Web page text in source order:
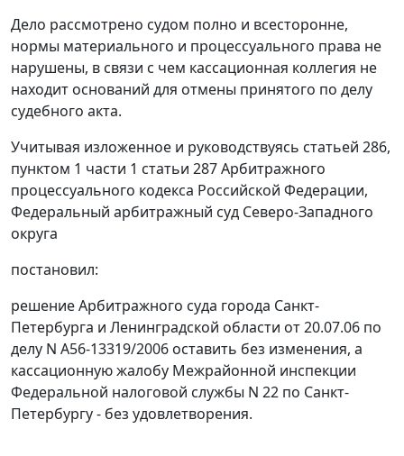
Дело рассмотрено судом полно и всесторонне,
нормы материального и процессуального права не
нарушены, в связи с чем кассационная коллегия не
находит оснований для отмены принятого по делу
судебного акта.
Учитывая изложенное и руководствуясь статьей 286,
пунктом 1 части 1 статьи 287Арбитражного
процессуального кодекса Российской Федерации,
Федеральный арбитражный суд Северо-Западного
округа
постановил:
решение Арбитражного суда города Санкт-
Петербурга и Ленинградской области от 20.07.06 по
делу N А56-13319/2006 оставить без изменения, а
кассационную жалобу Межрайонной инспекции
Федеральной налоговой службы N 22 по Санкт-
Петербургу - без удовлетворения.